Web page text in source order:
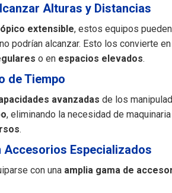
Alturas y Distancias
extensible, estos equipos pueden
podrían alcanzar. Esto los convierte
o en espacios elevados.
de Tiempo
avanzadas de los
, eliminando la necesidad de
.
Accesorios Especializados
con una amplia gama de